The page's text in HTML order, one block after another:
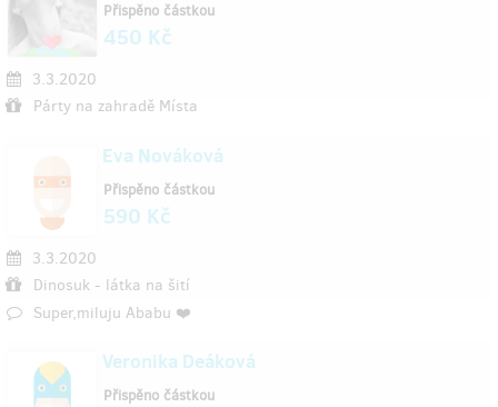
3.3.2020
Párty na zahradě Místa
Přispěno částkou
450 Kč
Eva Nováková
3.3.2020
Dinosuk - látka na šití
Super,miluju Ababu ❤️
Přispěno částkou
590 Kč
Veronika Deáková
Přispěno částkou